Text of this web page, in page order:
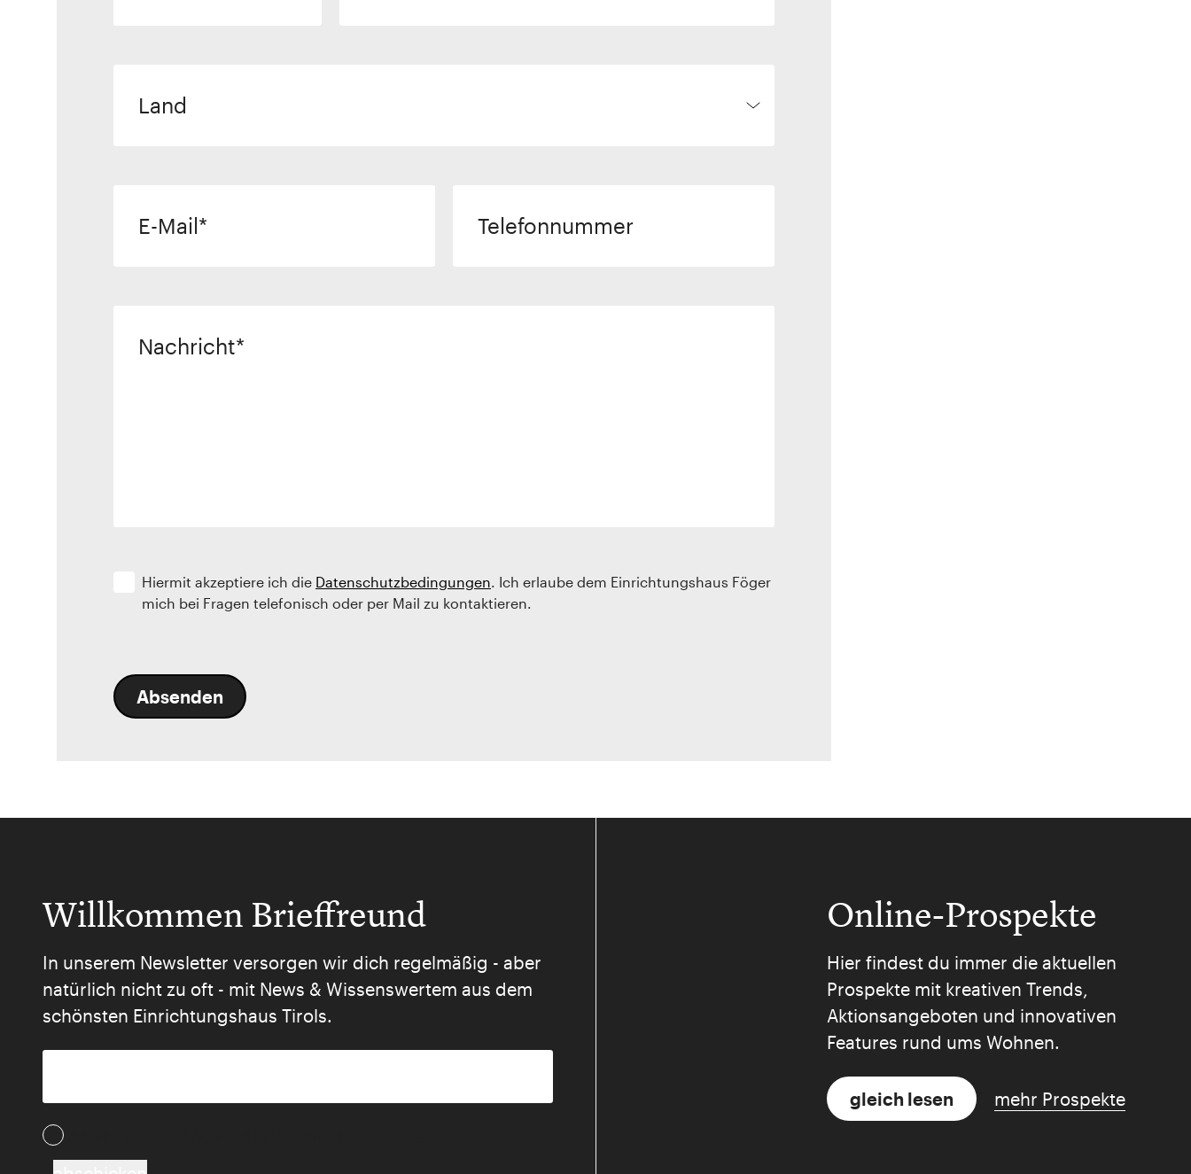
Land
E-Mail Telefonnummer
Nachricht
Hiermit akzeptiere ich die Datenschutzbedingungen. Ich erlaube dem Einrichtungshaus Föger
mich bei Fragen telefonisch oder per Mail zu kontaktieren.
Absenden
Willkommen Brieffreund
In unserem Newsletter versorgen wir dich regelmäßig - aber
natürlich nicht zu oft - mit News & Wissenswertem aus dem
schönsten Einrichtungshaus Tirols.
Online-Prospekte
Hier findest du immer die aktuellen
Prospekte mit kreativen Trends,
Aktionsangeboten und innovativen
Features rund ums Wohnen.
gleich lesen mehr Prospekte